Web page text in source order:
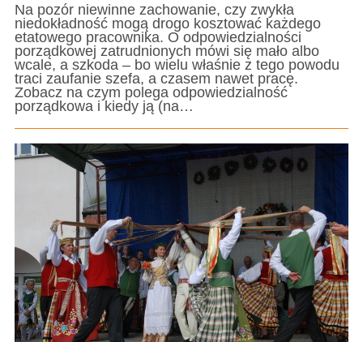
Na pozór niewinne zachowanie, czy zwykła
niedokładność mogą drogo kosztować każdego
etatowego pracownika. O odpowiedzialności
porządkowej zatrudnionych mówi się mało albo
wcale, a szkoda – bo wielu właśnie z tego powodu
traci zaufanie szefa, a czasem nawet pracę.
Zobacz na czym polega odpowiedzialność
porządkowa i kiedy ją (na…